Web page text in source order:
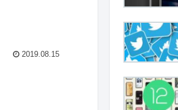
2019.08.15